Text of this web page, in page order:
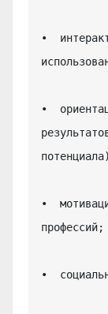
•
•
•
профессий;
•